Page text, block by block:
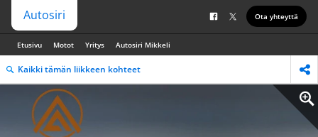
Autosiri Ota yhteyttä
Etusivu Motot Yritys Autosiri Mikkeli
Kaikki tämän liikkeen kohteet